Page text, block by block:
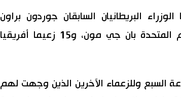
البريطانيان السابقان جوردون براون
وتوني بلير، والأمين العام السابق للأمم المتحدة بان جي مون، و15 زعيما أفريقيا
السبع وللزعماء الآخرين الذين وجهت لهم